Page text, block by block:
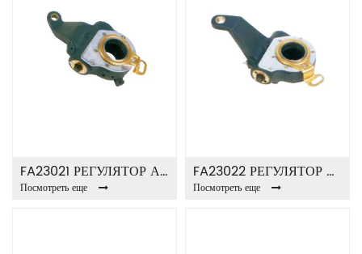
FA23021 РЕГУЛЯТОР АВТО ЗАБЛОКИРОВКИ
Посмотреть еще
FA23022 РЕГУЛЯТОР АВТО ЗАБЛОКИРОВКИ
Посмотреть еще